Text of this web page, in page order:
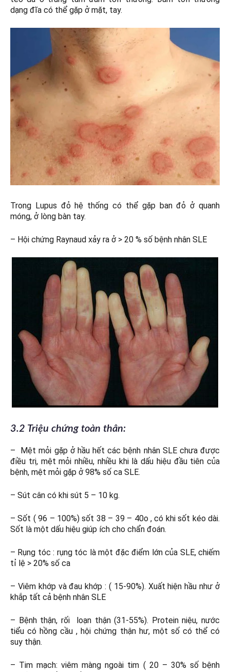
dạng đĩa có thể gặp ở mặt, tay.
Trong Lupus đỏ hệ thống có thể gặp ban đỏ ở quanh
móng, ở lòng bàn tay.
– Hội chứng Raynaud xảy ra ở > 20 % số bệnh nhân SLE
3.2 Triệu chứng toàn thân:
– Mệt mỏi gặp ở hầu hết các bệnh nhân SLE chưa được
điều trị, mệt mỏi nhiều, nhiều khi là dấu hiệu đầu tiên của
bệnh, mệt mỏi gặp ở 98% số ca SLE.
– Sút cân có khi sút 5 – 10 kg.
– Sốt ( 96 – 100%) sốt 38 – 39 – 40o , có khi sốt kéo dài.
Sốt là một dấu hiệu giúp ích cho chẩn đoán.
– Rụng tóc : rụng tóc là một đặc điểm lớn của SLE, chiếm
tỉ lệ > 20% số ca
– Viêm khớp và đau khớp : ( 15-90%). Xuất hiện hầu như ở
khắp tất cả bệnh nhân SLE
– Bệnh thận, rối loạn thận (31-55%). Protein niệu, nước
tiểu có hồng cầu , hội chứng thận hư, một số có thể có
suy thận.
– Tim mạch: viêm màng ngoài tim ( 20 – 30% số bệnh